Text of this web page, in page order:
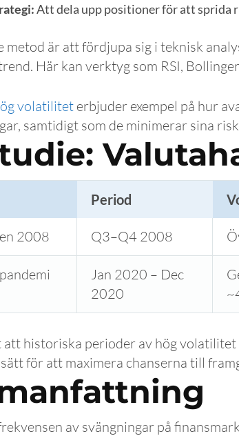
Att dela upp positioner för att sprida
metod är att fördjupa sig i teknisk
Här kan verktyg som RSI,
volatiliteterbjuder exempel på hur
samtidigt som de minimerar sina
Period
2008 Q3–Q4 2008
Jan 2020 – Dec
2020
historiska perioder av hög
för att maximera chanserna till
av svängningar på